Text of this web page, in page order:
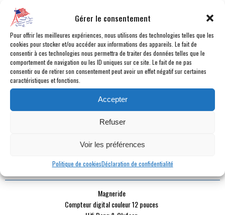
Gérer le consentement
Pour offrir les meilleures expériences, nous utilisons des technologies telles que les
cookies pour stocker et/ou accéder aux informations des appareils. Le fait de
consentir à ces technologies nous permettra de traiter des données telles que le
comportement de navigation ou les ID uniques sur ce site. Le fait de ne pas
consentir ou de retirer son consentement peut avoir un effet négatif sur certaines
caractéristiques et fonctions.
Accepter
Refuser
Voir les préférences
Politique de cookiesDéclaration de confidentialité
CATÉGORIE :
CARBURANT :
Essence
BOÎTE :Manuelle 6 vitesses
MILLÉSIME :2019
KILOMÉTRAGE :11 410 km
COULEUR :Vert
INTÉRIEUR :Cuir noir
PUISSANCE DYN. :
PUISSANCE FISCALE :
37 cv fiscaux
12 mois
POINTS FORTS
Magneride
Compteur digital couleur 12 pouces